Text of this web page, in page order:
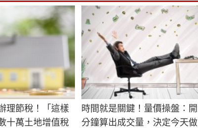
理節稅！「這樣
十萬土地增值稅
時間就是關鍵！量價操盤：
分鐘算出成交量，決定今天